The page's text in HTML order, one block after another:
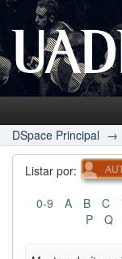
UADE
DSpace Principal →
Listar por:
0-9 A B C
P
Q